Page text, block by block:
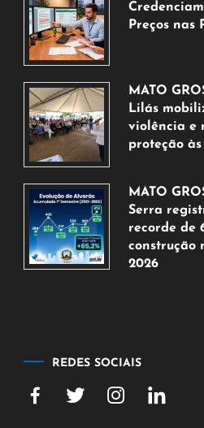
Preços nas
agosto
de
2026
MATO
Lilás
violência e
proteção
de
agosto
de
2026
MATO
Serra
recorde de
construção
2026
2026
REDES SOCIAIS